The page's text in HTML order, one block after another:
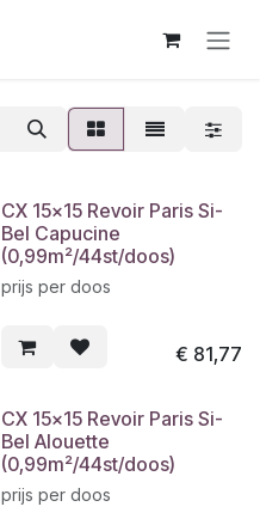
CX 15x15 Revoir Paris Si-
Bel Capucine
(0,99m²/44st/doos)
prijs per doos
€ 81,77
CX 15x15 Revoir Paris Si-
Bel Alouette
(0,99m²/44st/doos)
prijs per doos